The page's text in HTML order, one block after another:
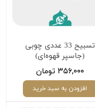
تسبیح 33 عددی چوبی
(جاسپر قهوه‌ای)
۳۵۶,۰۰۰ تومان
افزودن به سبد خرید